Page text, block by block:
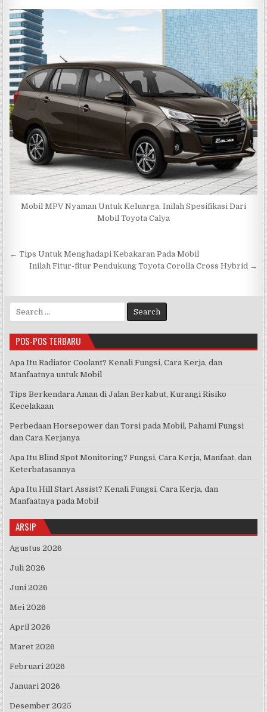
Mobil MPV Nyaman Untuk Keluarga, Inilah Spesifikasi Dari
Mobil Toyota Calya
Navigasi
pos
← Tips Untuk Menghadapi Kebakaran Pada Mobil
Inilah Fitur-fitur Pendukung Toyota Corolla Cross Hybrid →
for:
POS-POS TERBARU
Apa Itu Radiator Coolant? Kenali Fungsi, Cara Kerja, dan
Manfaatnya untuk Mobil
Tips Berkendara Aman di Jalan Berkabut, Kurangi Risiko
Kecelakaan
Perbedaan Horsepower dan Torsi pada Mobil, Pahami Fungsi
dan Cara Kerjanya
Apa Itu Blind Spot Monitoring? Fungsi, Cara Kerja, Manfaat, dan
Keterbatasannya
Apa Itu Hill Start Assist? Kenali Fungsi, Cara Kerja, dan
Manfaatnya pada Mobil
ARSIP
Agustus 2026
Juli 2026
Juni 2026
Mei 2026
April 2026
Maret 2026
Februari 2026
Januari 2026
Desember 2025